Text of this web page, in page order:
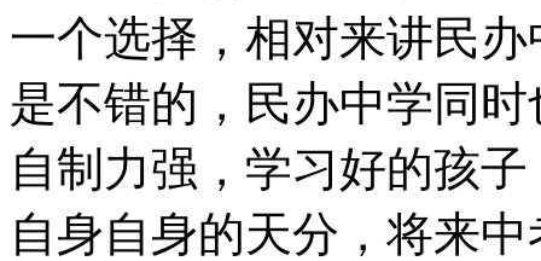
一个选择，相对来讲民
是不错的，民办中学同
自制力强，学习好的孩
自身自身的天分，将来